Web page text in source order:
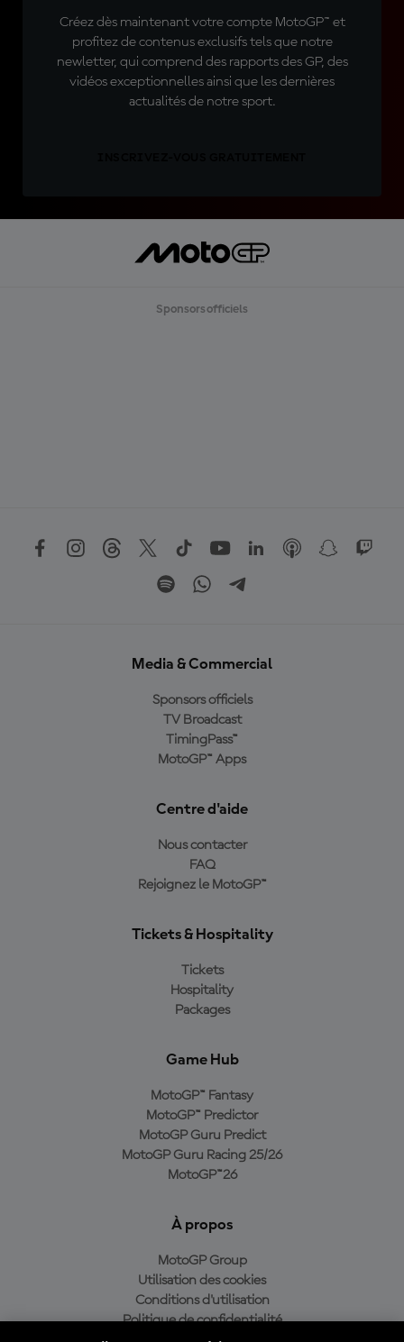
Créez dès maintenant votre compte MotoGP™ et
profitez de contenus exclusifs tels que notre
newletter, qui comprend des rapports des GP, des
vidéos exceptionnelles ainsi que les dernières
actualités de notre sport.
Sponsors officiels
Media & Commercial
Sponsors officiels
TV Broadcast
TimingPass™
MotoGP™ Apps
Centre d'aide
Nous contacter
FAQ
Rejoignez le MotoGP™
Tickets & Hospitality
Tickets
Hospitality
Packages
Game Hub
MotoGP™ Fantasy
MotoGP™ Predictor
MotoGP Guru Predict
MotoGP Guru Racing 25/26
MotoGP™26
À propos
MotoGP Group
Utilisation des cookies
Conditions d'utilisation
Politique de confidentialité